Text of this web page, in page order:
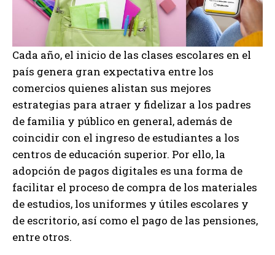
Cada año, el inicio de las clases escolares en el
país genera gran expectativa entre los
comercios quienes alistan sus mejores
estrategias para atraer y fidelizar a los padres
de familia y público en general, además de
coincidir con el ingreso de estudiantes a los
centros de educación superior. Por ello, la
adopción de pagos digitales es una forma de
facilitar el proceso de compra de los materiales
de estudios, los uniformes y útiles escolares y
de escritorio, así como el pago de las pensiones,
entre otros.